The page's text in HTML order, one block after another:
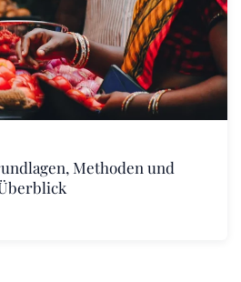
Methoden und